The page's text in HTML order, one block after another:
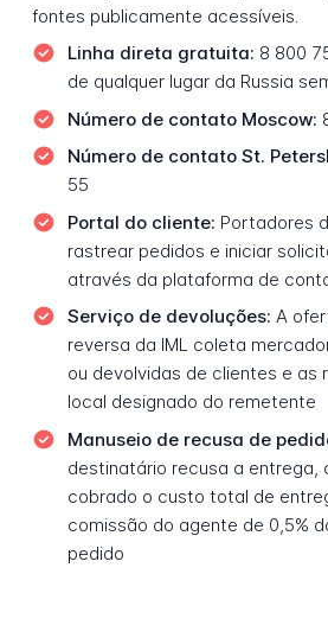
fontes publicamente acessíveis.
Linha direta gratuita: 8 800
de qualquer lugar da Russia
Número de contato Moscow:
Número de contato St.
55
Portal do cliente: Portadores
rastrear pedidos e iniciar
através da plataforma de conta
Serviço de devoluções: A
reversa da IML coleta
ou devolvidas de clientes e as
local designado do remetente
Manuseio de recusa de
destinatário recusa a entrega,
cobrado o custo total de
comissão do agente de 0,5%
pedido